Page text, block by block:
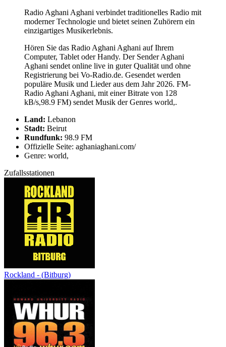
Radio Aghani Aghani verbindet traditionelles Radio mit
moderner Technologie und bietet seinen Zuhörern ein
einzigartiges Musikerlebnis.
Hören Sie das Radio Aghani Aghani auf Ihrem
Computer, Tablet oder Handy. Der Sender Aghani
Aghani sendet online live in guter Qualität und ohne
Registrierung bei Vo-Radio.de. Gesendet werden
populäre Musik und Lieder aus dem Jahr 2026. FM-
Radio Aghani Aghani, mit einer Bitrate von 128
kB/s,98.9 FM) sendet Musik der Genres world,.
Land: Lebanon
Stadt: Beirut
Rundfunk: 98.9 FM
Offizielle Seite: aghaniaghani.com/
Genre: world,
Zufallsstationen
Rockland - (Bitburg)